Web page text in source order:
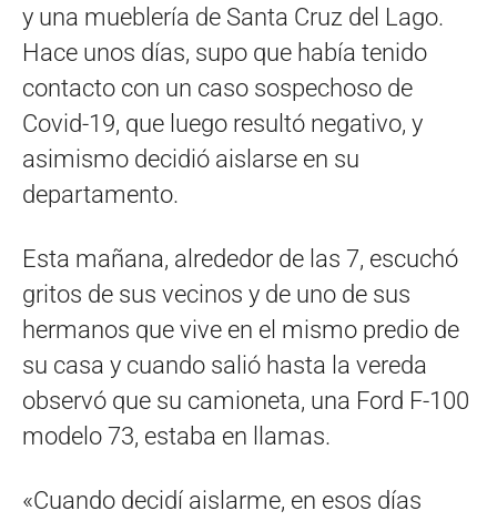
y una mueblería de Santa Cruz del Lago.
Hace unos días, supo que había tenido
contacto con un caso sospechoso de
Covid-19, que luego resultó negativo, y
asimismo decidió aislarse en su
departamento.
Esta mañana, alrededor de las 7, escuchó
gritos de sus vecinos y de uno de sus
hermanos que vive en el mismo predio de
su casa y cuando salió hasta la vereda
observó que su camioneta, una Ford F-100
modelo 73, estaba en llamas.
«Cuando decidí aislarme, en esos días